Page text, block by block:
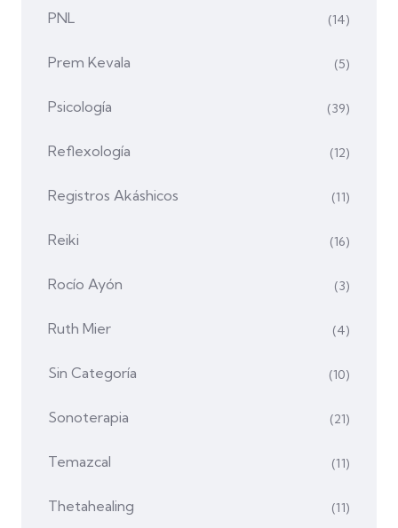
PNL (14)
Prem Kevala (5)
Psicología (39)
Reflexología (12)
Registros Akáshicos (11)
Reiki (16)
Rocío Ayón (3)
Ruth Mier (4)
Sin Categoría (10)
Sonoterapia (21)
Temazcal (11)
Thetahealing (11)